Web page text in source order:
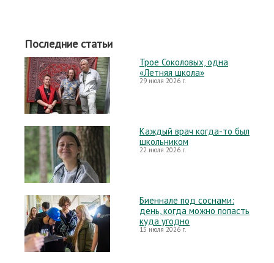
Последние статьи
Трое Соколовых, одна
«Летняя школа»
29 июля 2026 г.
Каждый врач когда-то был
школьником
22 июля 2026 г.
Биеннале под соснами:
день, когда можно попасть
куда угодно
15 июля 2026 г.